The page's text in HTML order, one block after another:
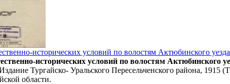
исторических условий по волостям Актюбинского уезда
исторических условий по волостям Актюбинского
Тургайско- Уральского Пересельченского района,
области.